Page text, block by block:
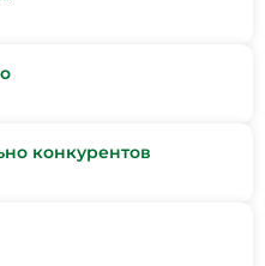
конкурентов